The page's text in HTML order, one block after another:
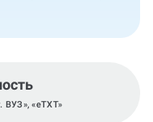
ВУЗ», «eTXT»